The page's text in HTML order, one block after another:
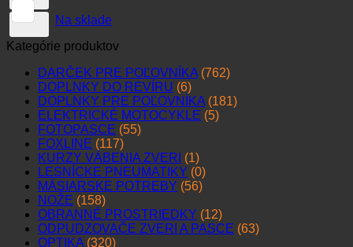
Na sklade
Kategórie produktov
DARČEK PRE POĽOVNÍKA (762)
DOPLNKY DO REVÍRU (6)
DOPLNKY PRE POĽOVNÍKA (181)
ELEKTRICKÉ MOTOCYKLE (5)
FOTOPASCE (55)
FOXLINE (117)
KURZY VÁBENIA ZVERI (1)
LESNÍCKE PNEUMATIKY (0)
MÄSIARSKE POTREBY (56)
NOŽE (158)
OBRANNÉ PROSTRIEDKY (12)
ODPUDZOVAČE ZVERI A PASCE (63)
OPTIKA (320)